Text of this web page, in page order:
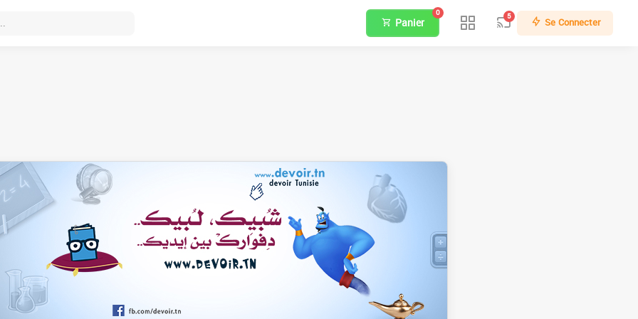
Panier
0 5 Se Connecter